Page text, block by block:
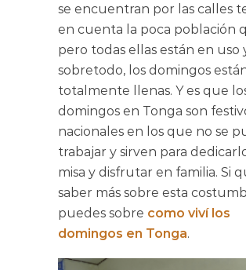
se encuentran por las calles
en cuenta la poca población
pero todas ellas están en uso
sobretodo, los domingos
totalmente llenas. Y es que
domingos en Tonga son
nacionales en los que no se
trabajar y sirven para
misa y disfrutar en familia. Si
saber más sobre esta
puedes sobre como viví los
domingos en Tonga.